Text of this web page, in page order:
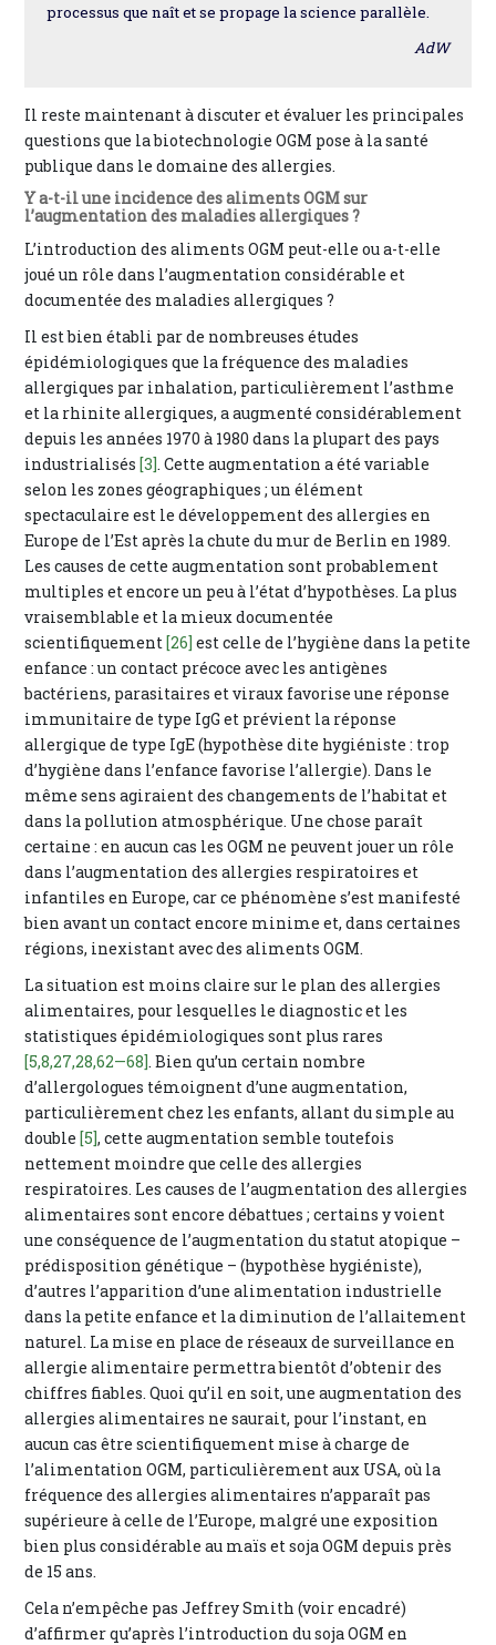
processus que naît et se propage la science parallèle.
AdW
Il reste maintenant à discuter et évaluer les principales
questions que la biotechnologie OGM pose à la santé
publique dans le domaine des allergies.
Y a-t-il une incidence des aliments OGM sur
l’augmentation des maladies allergiques ?
L’introduction des aliments OGM peut-elle ou a-t-elle
joué un rôle dans l’augmentation considérable et
documentée des maladies allergiques ?
Il est bien établi par de nombreuses études
épidémiologiques que la fréquence des maladies
allergiques par inhalation, particulièrement l’asthme
et la rhinite allergiques, a augmenté considérablement
depuis les années 1970 à 1980 dans la plupart des pays
industrialisés [3]. Cette augmentation a été variable
selon les zones géographiques ; un élément
spectaculaire est le développement des allergies en
Europe de l’Est après la chute du mur de Berlin en 1989.
Les causes de cette augmentation sont probablement
multiples et encore un peu à l’état d’hypothèses. La plus
vraisemblable et la mieux documentée
scientifiquement [26] est celle de l’hygiène dans la petite
enfance : un contact précoce avec les antigènes
bactériens, parasitaires et viraux favorise une réponse
immunitaire de type IgG et prévient la réponse
allergique de type IgE (hypothèse dite hygiéniste : trop
d’hygiène dans l’enfance favorise l’allergie). Dans le
même sens agiraient des changements de l’habitat et
dans la pollution atmosphérique. Une chose paraît
certaine : en aucun cas les OGM ne peuvent jouer un rôle
dans l’augmentation des allergies respiratoires et
infantiles en Europe, car ce phénomène s’est manifesté
bien avant un contact encore minime et, dans certaines
régions, inexistant avec des aliments OGM.
La situation est moins claire sur le plan des allergies
alimentaires, pour lesquelles le diagnostic et les
statistiques épidémiologiques sont plus rares
[5,8,27,28,62—68]. Bien qu’un certain nombre
d’allergologues témoignent d’une augmentation,
particulièrement chez les enfants, allant du simple au
double [5], cette augmentation semble toutefois
nettement moindre que celle des allergies
respiratoires. Les causes de l’augmentation des allergies
alimentaires sont encore débattues ; certains y voient
une conséquence de l’augmentation du statut atopique –
prédisposition génétique – (hypothèse hygiéniste),
d’autres l’apparition d’une alimentation industrielle
dans la petite enfance et la diminution de l’allaitement
naturel. La mise en place de réseaux de surveillance en
allergie alimentaire permettra bientôt d’obtenir des
chiffres fiables. Quoi qu’il en soit, une augmentation des
allergies alimentaires ne saurait, pour l’instant, en
aucun cas être scientifiquement mise à charge de
l’alimentation OGM, particulièrement aux USA, où la
fréquence des allergies alimentaires n’apparaît pas
supérieure à celle de l’Europe, malgré une exposition
bien plus considérable au maïs et soja OGM depuis près
de 15 ans.
Cela n’empêche pas Jeffrey Smith (voir encadré)
d’affirmer qu’après l’introduction du soja OGM en